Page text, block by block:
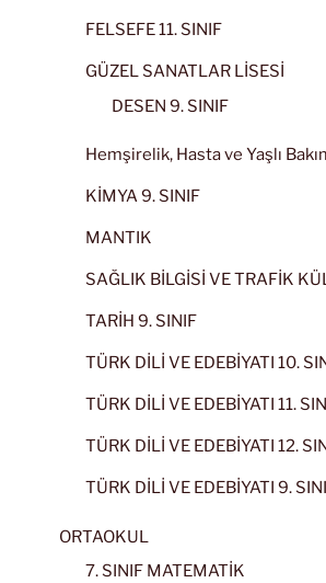
FELSEFE 11. SINIF
GÜZEL SANATLAR LİSESİ
DESEN 9. SINIF
Hemşirelik, Hasta ve Yaşlı
KİMYA 9. SINIF
MANTIK
SAĞLIK BİLGİSİ VE TRAFİK
TARİH 9. SINIF
TÜRK DİLİ VE EDEBİYATI 10.
TÜRK DİLİ VE EDEBİYATI 11.
TÜRK DİLİ VE EDEBİYATI 12.
TÜRK DİLİ VE EDEBİYATI 9.
ORTAOKUL
7. SINIF MATEMATİK